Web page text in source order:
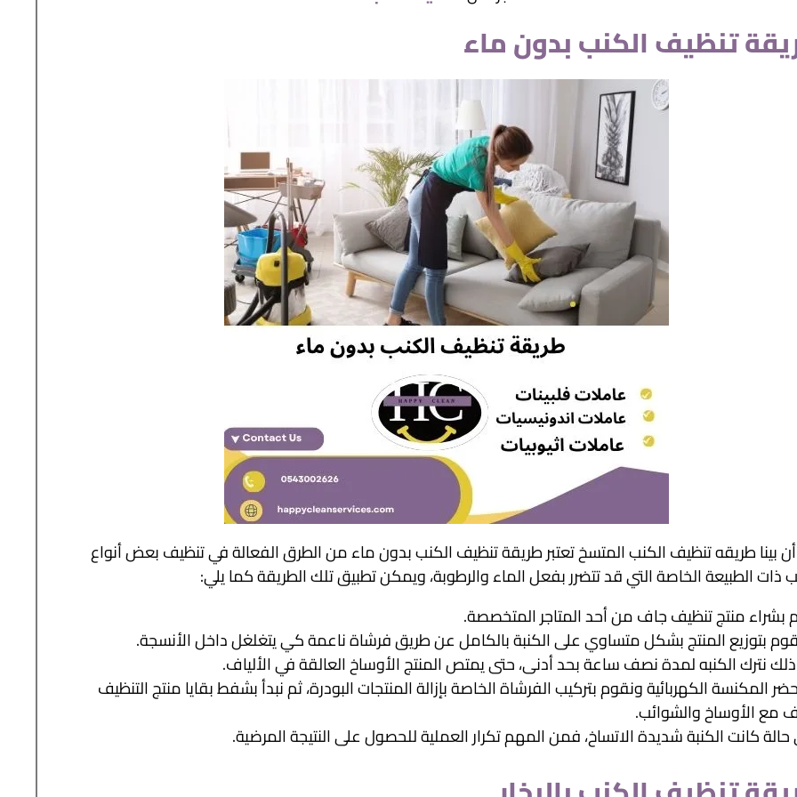
تنظيف الكنب بدون ماء
بينا طريقه تنظيف الكنب المتسخ تعتبر طريقة تنظيف الكنب بدون ماء من الطرق الفعالة في تنظيف بعض أنواع
ذات الطبيعة الخاصة التي قد تتضرر بفعل الماء والرطوبة، ويمكن تطبيق تلك الطريقة كما يلي:
بشراء منتج تنظيف جاف من أحد المتاجر المتخصصة.
بتوزيع المنتج بشكل متساوي على الكنبة بالكامل عن طريق فرشاة ناعمة كي يتغلغل داخل الأنسجة.
نترك الكنبه لمدة نصف ساعة بحد أدنى، حتى يمتص المنتج الأوساخ العالقة في الألياف.
المكنسة الكهربائية ونقوم بتركيب الفرشاة الخاصة بإزالة المنتجات البودرة، ثم نبدأ بشفط بقايا منتج التنظيف
مع الأوساخ والشوائب.
كانت الكنبة شديدة الاتساخ، فمن المهم تكرار العملية للحصول على النتيجة المرضية.